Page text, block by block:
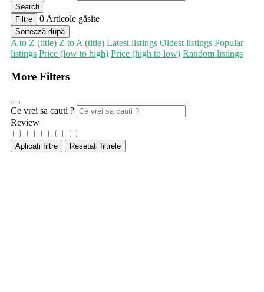
Search
Filtre
0 Articole găsite
Sortează după
A to Z (title) Z to A (title) Latest listings Oldest listings Popular
listings Price (low to high) Price (high to low) Random listings
More Filters
Ce vrei sa cauti ?
Review
Aplicați filtre Resetați filtrele